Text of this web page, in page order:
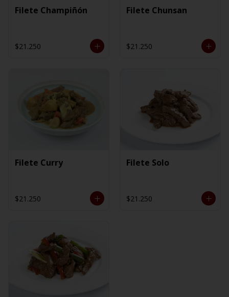
Filete Champiñón
$21.250
Filete Chunsan
$21.250
Filete Curry
$21.250
Filete Solo
$21.250